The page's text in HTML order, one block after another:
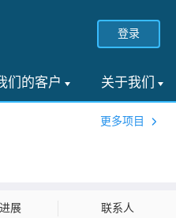
登录
们的客户 关于我们
更多项目
展 联系人